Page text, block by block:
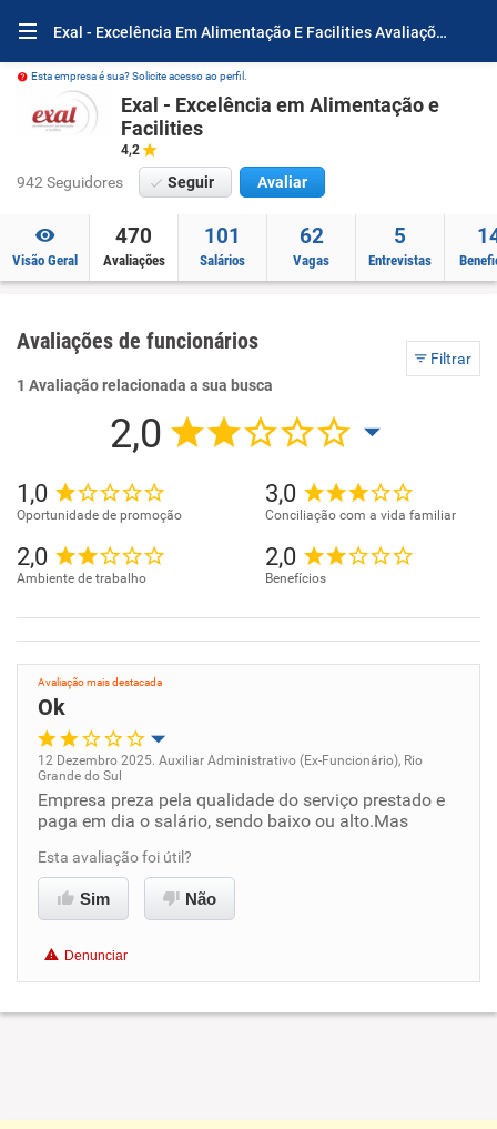
Exal - Excelência Em Alimentação E Facilities Avaliações e Opiniões
Esta empresa é sua? Solicite acesso ao perfil.
Exal - Excelência em Alimentação e
Facilities
4,2
942 Seguidores Seguir Avaliar
Visão Geral
470
Avaliações
101
Salários
62
Vagas
5
Entrevistas
Avaliações de funcionários
Filtrar
1 Avaliação relacionada a sua busca
2,0
1,0
Oportunidade de promoção
3,0
Conciliação com a vida familiar
2,0
Ambiente de trabalho
2,0
Benefícios
Avaliação mais destacada
Ok
Oportunidade de promoção
Conciliação com a vida familiar
Benefícios
Não recomenda esta empresa
12 Dezembro 2025. Auxiliar Administrativo (Ex-Funcionário), Rio
Grande do Sul
Empresa preza pela qualidade do serviço prestado e
paga em dia o salário, sendo baixo ou alto.Mas
Esta avaliação foi útil?
Sim Não
Denunciar